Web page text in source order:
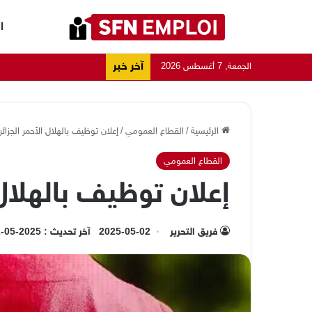
الجمعة, 7 أغسطس 2026 آخر خبر
الرئيسية/ القطاع العمومي/ إعلان توظيف بالهلال الأحمر
القطاع العمومي
إعلان توظيف
فريق التحرير 2025-05-02 آخر تحديث : 2025-05-02